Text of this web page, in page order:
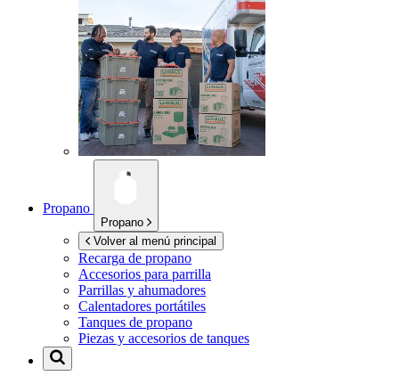
Propano
Propano
Volver al menú principal
Recarga de propano
Accesorios para parrilla
Parrillas y ahumadores
Calentadores portátiles
Tanques de propano
Piezas y accesorios de tanques